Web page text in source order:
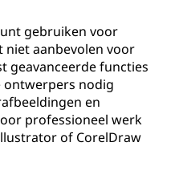
gebruiken voor
aanbevolen voor
geavanceerde functies
ontwerpers nodig
en
professioneel werk
of CorelDraw